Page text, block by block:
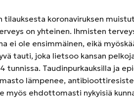
tilauksesta koronaviruksen
on yhteinen. Ihmisten
ei ole ensimmäinen, eikä
tauti, joka lietsoo kansan
tunnissa. Taudinpurkauksilla ja
lämpenee,
myös ehdottomasti nykyisiä